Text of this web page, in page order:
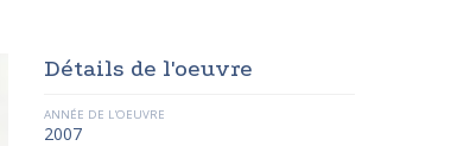
Détails de l'oeuvre
ANNÉE DE L'OEUVRE
2007